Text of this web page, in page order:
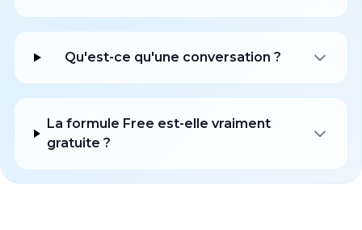
Qu'est-ce qu'une conversation ?
La formule Free est-elle vraiment
gratuite ?